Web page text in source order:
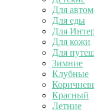
Для
Для еды
Для
Для кожи
Для
Зимние
Клубные
Красный
Летние